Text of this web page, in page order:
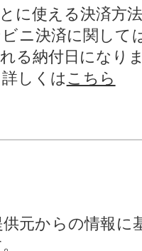
に使える決済方
ニ決済に関して
る納付日になり
しくは こちら
元からの情報に